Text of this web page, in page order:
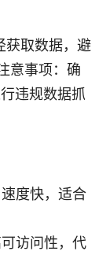
获取数据，避
意事项：确
违规数据抓
度快，适合
访问性，代